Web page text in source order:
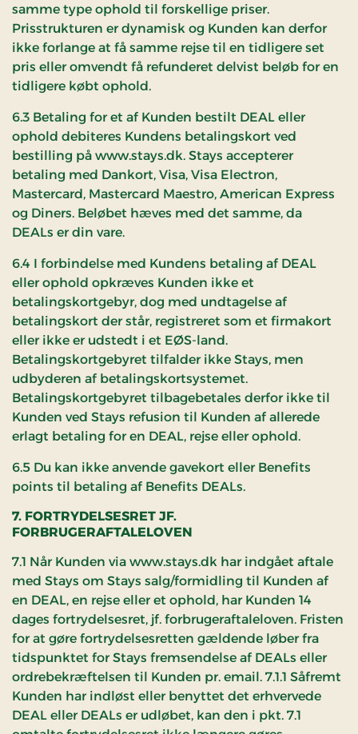
samme type ophold til forskellige priser.
Prisstrukturen er dynamisk og Kunden kan derfor
ikke forlange at få samme rejse til en tidligere set
pris eller omvendt få refunderet delvist beløb for en
tidligere købt ophold.
6.3 Betaling for et af Kunden bestilt DEAL eller
ophold debiteres Kundens betalingskort ved
bestilling på www.stays.dk. Stays accepterer
betaling med Dankort, Visa, Visa Electron,
Mastercard, Mastercard Maestro, American Express
og Diners. Beløbet hæves med det samme, da
DEALs er din vare.
6.4 I forbindelse med Kundens betaling af DEAL
eller ophold opkræves Kunden ikke et
betalingskortgebyr, dog med undtagelse af
betalingskort der står, registreret som et firmakort
eller ikke er udstedt i et EØS-land.
Betalingskortgebyret tilfalder ikke Stays, men
udbyderen af betalingskortsystemet.
Betalingskortgebyret tilbagebetales derfor ikke til
Kunden ved Stays refusion til Kunden af allerede
erlagt betaling for en DEAL, rejse eller ophold.
6.5 Du kan ikke anvende gavekort eller Benefits
points til betaling af Benefits DEALs.
7. FORTRYDELSESRET JF.
FORBRUGERAFTALELOVEN
7.1 Når Kunden via www.stays.dk har indgået aftale
med Stays om Stays salg/formidling til Kunden af
en DEAL, en rejse eller et ophold, har Kunden 14
dages fortrydelsesret, jf. forbrugeraftaleloven. Fristen
for at gøre fortrydelsesretten gældende løber fra
tidspunktet for Stays fremsendelse af DEALs eller
ordrebekræftelsen til Kunden pr. email. 7.1.1 Såfremt
Kunden har indløst eller benyttet det erhvervede
DEAL eller DEALs er udløbet, kan den i pkt. 7.1